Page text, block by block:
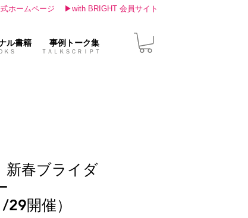
ル書籍 事例トーク集
ホームページ ▶with BRIGHT 会員サイト
Ｓ ＴＡＬＫＳＣＲＩＰＴ
新春ブライダ
開催）